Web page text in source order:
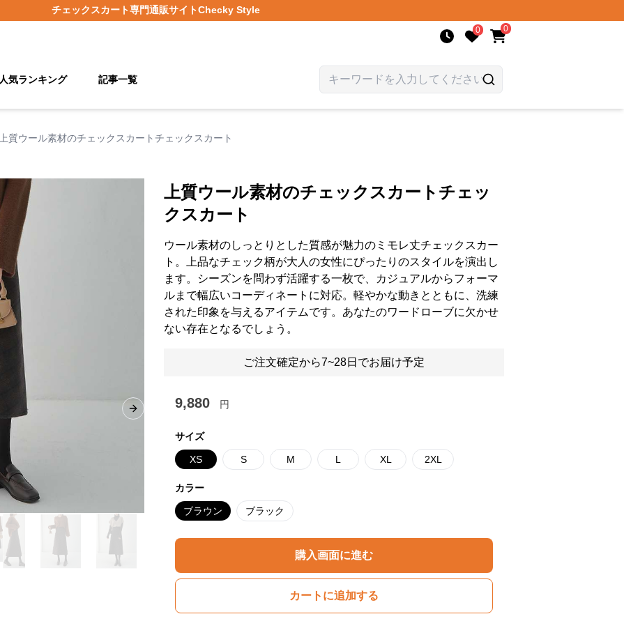
チェックスカート専門通販サイトChecky Style
0 0
人気ランキング 記事一覧
上質ウール素材のチェックスカートチェックスカート
Next slide
上質ウール素材のチェックスカートチェッ
クスカート
ウール素材のしっとりとした質感が魅力のミモレ丈チェックスカー
ト。上品なチェック柄が大人の女性にぴったりのスタイルを演出し
ます。シーズンを問わず活躍する一枚で、カジュアルからフォーマ
ルまで幅広いコーディネートに対応。軽やかな動きとともに、洗練
された印象を与えるアイテムです。あなたのワードローブに欠かせ
ない存在となるでしょう。
ご注文確定から7~28日でお届け予定
9,880 円
サイズ
XS S M L XL 2XL
カラー
ブラウン ブラック
購入画面に進む
カートに追加する